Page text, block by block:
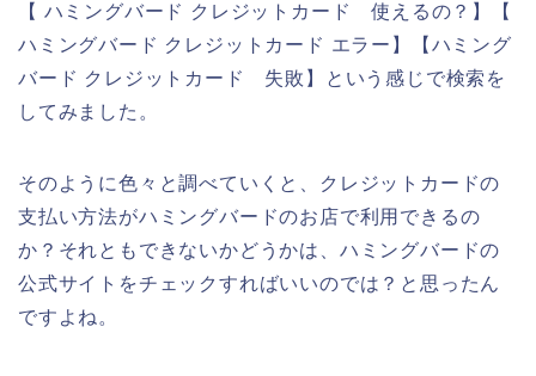
【 ハミングバード クレジットカード 使えるの？】【
ハミングバード クレジットカード エラー】【ハミング
バード クレジットカード 失敗】という感じで検索を
してみました。
そのように色々と調べていくと、クレジットカードの
支払い方法がハミングバードのお店で利用できるの
か？それともできないかどうかは、ハミングバードの
公式サイトをチェックすればいいのでは？と思ったん
ですよね。